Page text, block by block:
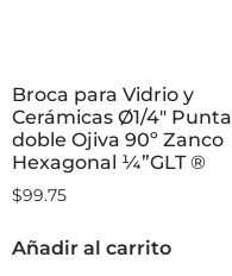
Broca para Vidrio y
Cerámicas Ø1/4″ Punta
doble Ojiva 90º Zanco
Hexagonal ¼”GLT ®
$99.75
Añadir al carrito